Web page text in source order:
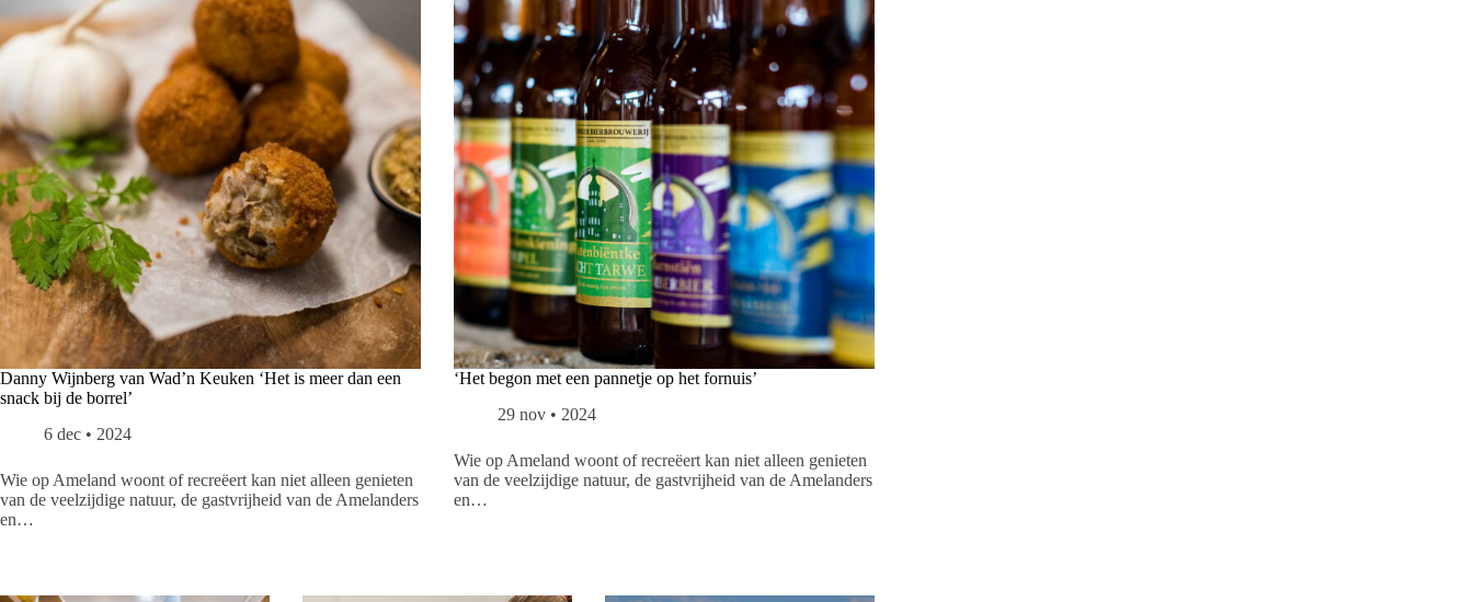
Danny Wijnberg van Wad’n Keuken ‘Het is meer dan een
snack bij de borrel’
6 dec • 2024
Wie op Ameland woont of recreëert kan niet alleen genieten
van de veelzijdige natuur, de gastvrijheid van de Amelanders
en…
‘Het begon met een pannetje op het fornuis’
29 nov • 2024
Wie op Ameland woont of recreëert kan niet alleen genieten
van de veelzijdige natuur, de gastvrijheid van de Amelanders
en…